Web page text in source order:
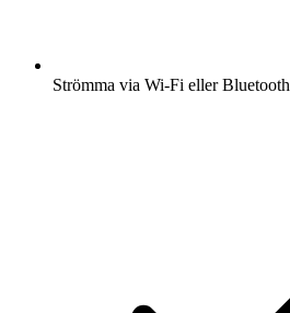
Strömma via Wi-Fi eller Bluetooth